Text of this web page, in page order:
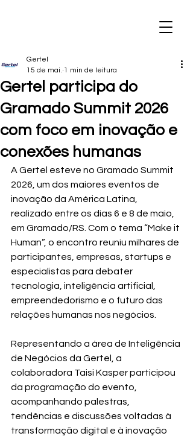
Gertel participa do
Gramado Summit 2026
com foco em inovação e
conexões humanas
Gertel
15 de mai. 1 min de leitura
A Gertel esteve no Gramado Summit
2026, um dos maiores eventos de
inovação da América Latina,
realizado entre os dias 6 e 8 de maio,
em Gramado/RS. Com o tema “Make it
Human”, o encontro reuniu milhares de
participantes, empresas, startups e
especialistas para debater
tecnologia, inteligência artificial,
empreendedorismo e o futuro das
relações humanas nos negócios.
Representando a área de Inteligência
de Negócios da Gertel, a
colaboradora Taisi Kasper participou
da programação do evento,
acompanhando palestras,
tendências e discussões voltadas à
transformação digital e à inovação